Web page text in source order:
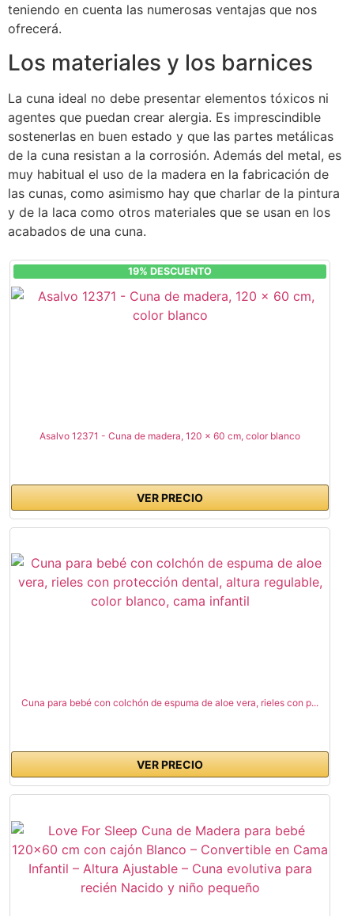
teniendo en cuenta las numerosas ventajas que nos
ofrecerá.
Los materiales y los barnices
La cuna ideal no debe presentar elementos tóxicos ni
agentes que puedan crear alergia. Es imprescindible
sostenerlas en buen estado y que las partes metálicas
de la cuna resistan a la corrosión. Además del metal, es
muy habitual el uso de la madera en la fabricación de
las cunas, como asimismo hay que charlar de la pintura
y de la laca como otros materiales que se usan en los
acabados de una cuna.
19% DESCUENTO
Asalvo 12371 - Cuna de madera, 120 x 60 cm, color blanco
VER PRECIO
Cuna para bebé con colchón de espuma de aloe vera, rieles con p...
VER PRECIO